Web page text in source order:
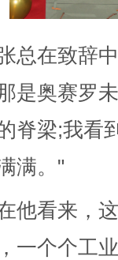
在致辞中
是奥赛罗
脊梁;我看
满。"
看来，这
一个个工